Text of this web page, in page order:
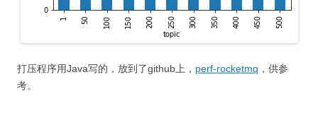
打压程序用Java写的，放到了github上， perf-rocketmq ，供参
考。